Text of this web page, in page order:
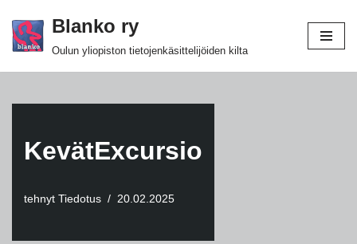
Siirry
Blanko ry
Oulun yliopiston tietojenkäsittelijöiden kilta
KevätExcursio
tehnyt Tiedotus 20.02.2025